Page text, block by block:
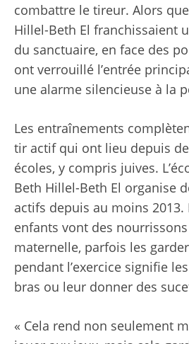
combattre le tireur. Alors
Hillel-Beth El franchissaient
du sanctuaire, en face des
ont verrouillé l’entrée
une alarme silencieuse à la
Les entraînements
tir actif qui ont lieu depuis
écoles, y compris juives.
Beth Hillel-Beth El organise
actifs depuis au moins 2013.
enfants vont des
maternelle, parfois les
pendant l’exercice signifie
bras ou leur donner des
« Cela rend non seulement